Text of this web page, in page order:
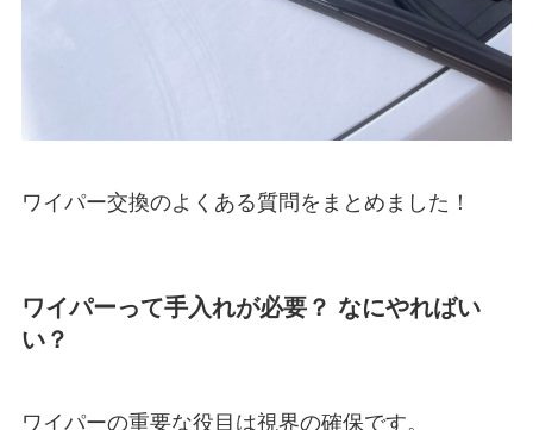
ワイパー交換のよくある質問をまとめました！
ワイパーって手入れが必要？ なにやればい
い？
ワイパーの重要な役目は視界の確保です。